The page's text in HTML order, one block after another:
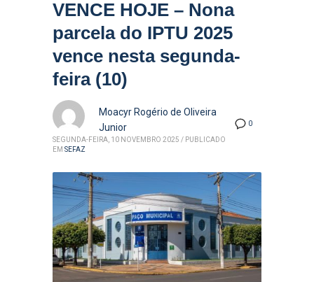
VENCE HOJE – Nona
parcela do IPTU 2025
vence nesta segunda-
feira (10)
0
Moacyr Rogério de Oliveira
Junior
SEGUNDA-FEIRA, 10 NOVEMBRO 2025 / PUBLICADO
EM SEFAZ